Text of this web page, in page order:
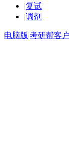
|复试
|调剂
电脑版|考研帮客